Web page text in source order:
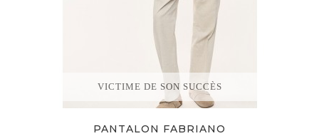
VICTIME DE SON SUCCÈS
PANTALON FABRIANO